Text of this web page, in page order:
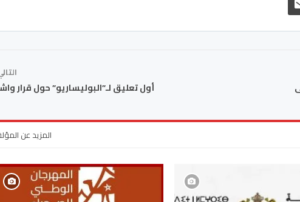
أول تعليق لـ”البوليساريو” حول قرار
المزيد عن